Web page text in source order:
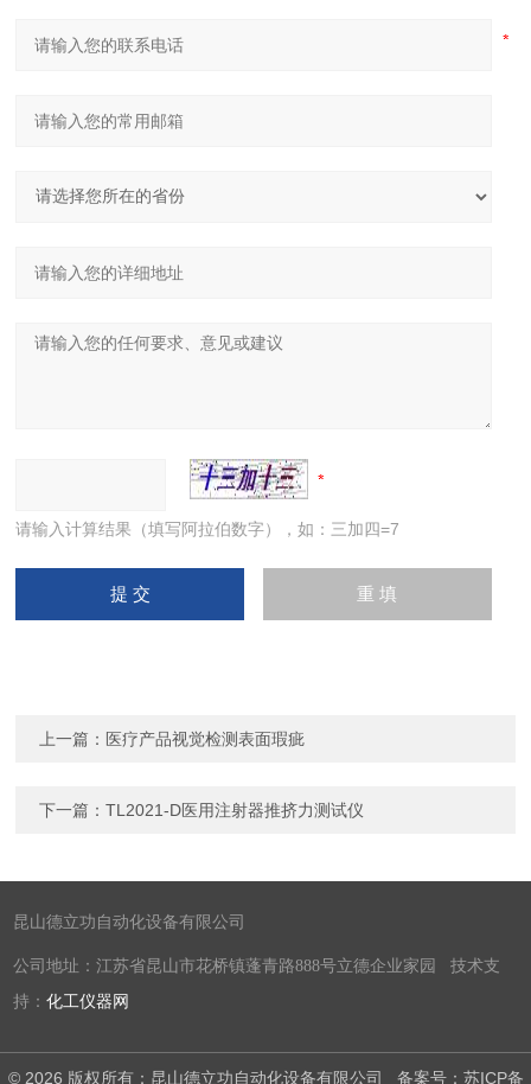
请输入计算结果（填写阿拉伯数字），如：三加四=7
上一篇： 医疗产品视觉检测表面瑕疵
下一篇：TL2021-D医用注射器推挤力测试仪
昆山德立功自动化设备有限公司
公司地址：江苏省昆山市花桥镇蓬青路888号立德企业家园 技术支
持：化工仪器网
© 2026 版权所有：昆山德立功自动化设备有限公司 备案号：苏ICP备